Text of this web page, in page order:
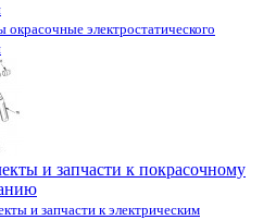
окрасочные электростатического
и запчасти к покрасочному
и запчасти к электрическим